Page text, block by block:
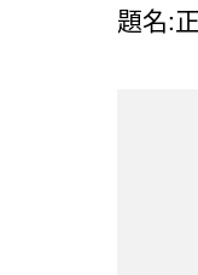
題名: